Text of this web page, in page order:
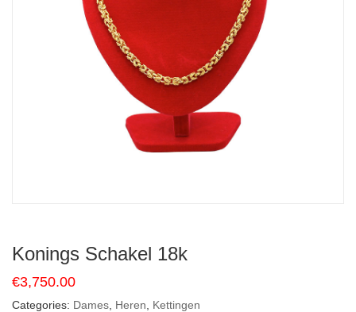
Konings Schakel 18k
€3,750.00
Categories: Dames Heren Kettingen